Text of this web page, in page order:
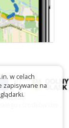
i środków Unii
w celach
zapisywane na